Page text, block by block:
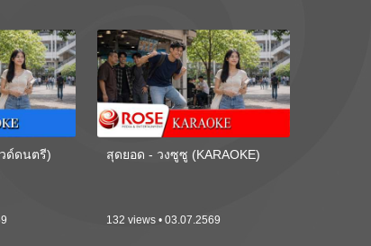
ด์ดนตรี)
สุดยอด - วงซูซู (KARAOKE)
132 views • 03.07.2569